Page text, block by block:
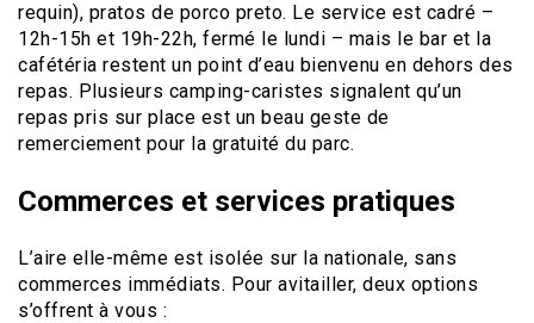
requin), pratos de porco preto. Le service est cadré –
12h-15h et 19h-22h, fermé le lundi – mais le bar et la
cafétéria restent un point d’eau bienvenu en dehors des
repas. Plusieurs camping-caristes signalent qu’un
repas pris sur place est un beau geste de
remerciement pour la gratuité du parc.
Commerces et services pratiques
L’aire elle-même est isolée sur la nationale, sans
commerces immédiats. Pour avitailler, deux options
s’offrent à vous :